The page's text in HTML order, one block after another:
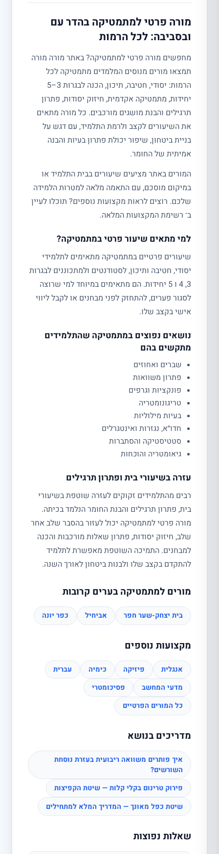
מורה פרטי למתמטיקה בהדר עם
ובסביבה: לכל הרמות
מחפשים מורה פרטי למתמטיקה? באתר מורה מורה
תמצאו מורים מנוסים המלמדים מתמטיקה לכל
הרמות: יסודי, חטיבה, תיכון, הכנה לבגרות 3–5
יחידות, מתמטיקה אקדמית, חיזוק יסודות, פתרון
תרגילים והבנת מושגים מורכבים. כל מורה מתאים
את השיעורים לקצב ולרמת התלמיד, עם דגש על
בניית ביטחון, שיפור יכולת פתרון בעיות והבנה
אמיתית של החומר.
המורים באתר מציעים שיעורים בבית התלמיד או
במיקום מוסכם, עם התאמה מלאה למטרות הלמידה
שלכם. רוצים לראות מקצועות נוספים? תוכלו לעיין
ב־ רשימת המקצועות המלאה.
למי מתאים שיעור פרטי במתמטיקה?
שיעורים פרטיים במתמטיקה מתאימים לתלמידי
יסודי, חטיבה ותיכון, לסטודנטים ולמתכוננים לבגרות
3, 4 ו 5 יחידות. הם מתאימים במיוחד למי שרוצה
לסגור פערים, להתחזק לפני מבחנים או לקבל ליווי
אישי בקצב שלו.
נושאים נפוצים במתמטיקה שהתלמידים
מתקשים בהם
שברים ואחוזים
פתרון משוואות
פונקציות וגרפים
טריגונומטריה
בעיות מילוליות
חדו״א, נגזרות ואינטגרלים
סטטיסטיקה והסתברות
גיאומטריה והוכחות
עזרה בשיעורי בית ופתרון תרגילים
רבים מהתלמידים זקוקים לעזרה שוטפת בשיעורי
בית, פתרון תרגילים והבנת החומר הנלמד בכיתה.
מורה פרטי למתמטיקה יכול לעזור בהסבר שלב אחר
שלב, חיזוק יסודות, פתרון שאלות מורכבות והכנה
למבחנים. התמיכה השוטפת מאפשרת לתלמיד
להתקדם בקצב שלו ולבנות ביטחון לאורך השנה.
מורים למתמטיקה בערים קרובות
בית יצחק-שער חפר אביחיל כפר יונה
מקצועות נוספים
אנגלית פיזיקה כימיה
עברית
מדעי המחשב
פסיכומטרי
כל המורים הפרטיים
מדריכים בנושא
איך פותרים משוואה ריבועית בעזרת נוסחת
השורשים?
פירוק טרינום בקלי קלות — שיטת הקפיצות
שיטת כפל מאונך — המדריך המלא למתחילים
שאלות נפוצות